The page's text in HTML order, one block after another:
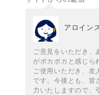
アロイン
ご意見をいただき、
がポカポカと感じら
ご使用いただき、友
です。今後とも、皆
力いたしますので、